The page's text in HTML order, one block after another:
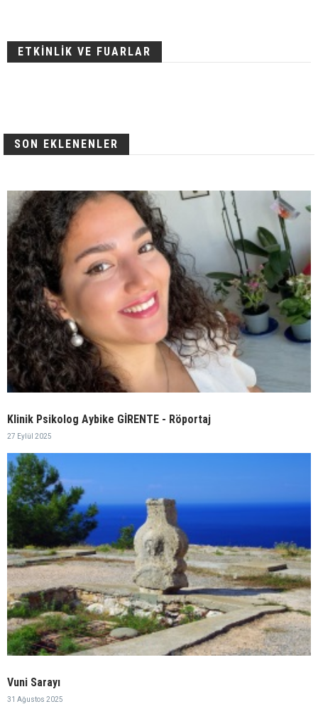
ETKİNLİK VE FUARLAR
SON EKLENENLER
Klinik Psikolog Aybike GİRENTE - Röportaj
27 Eylül 2025
Vuni Sarayı
31 Ağustos 2025